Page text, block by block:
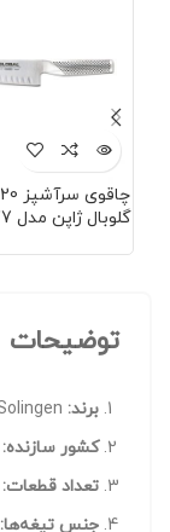
گلوبال ژاپن مدل GLOBAL G-77
توضیحات
برند:
کشور سازنده:
تعداد قطعات:
جنس تیغه‌ها: